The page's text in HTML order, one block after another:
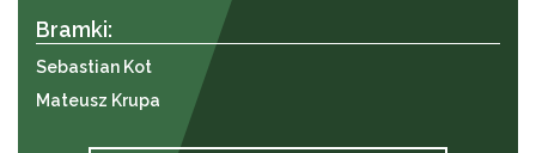
Bramki:
Sebastian Kot
Mateusz Krupa